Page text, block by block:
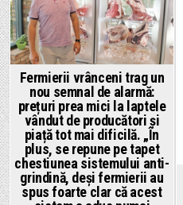
in
Fermierii vrânceni trag un
nou semnal de alarmă:
prețuri prea mici la laptele
vândut de producători și
piață tot mai dificilă. „În
plus, se repune pe tapet
chestiunea sistemului anti-
grindină, deși fermierii au
spus foarte clar că acest